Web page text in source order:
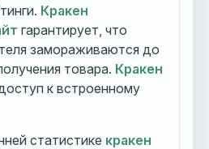
Кракен
гарантирует, что
замораживаются до
товара. Кракен
к встроенному
статистике кракен